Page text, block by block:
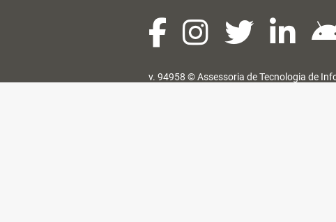
v. 94958 ©Assessoria de Tecnologia de